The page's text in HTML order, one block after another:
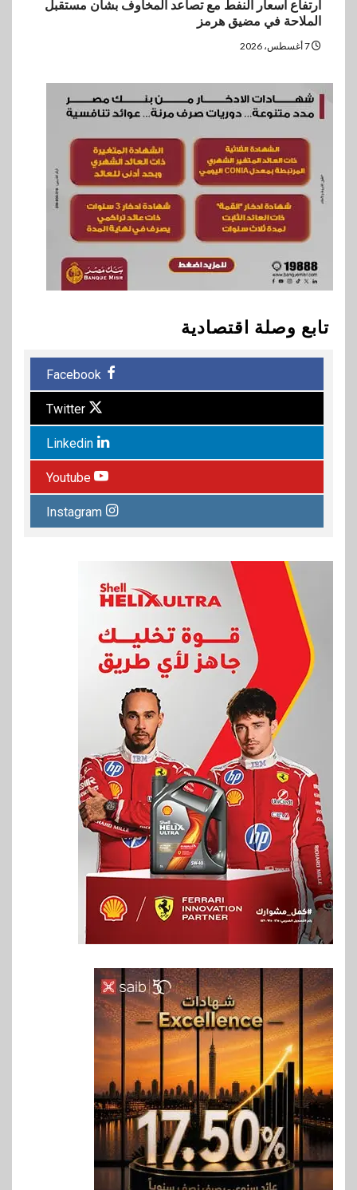
ارتفاع أسعار النفط مع تصاعد المخاوف بشأن مستقبل
الملاحة في مضيق هرمز
تابع وصلة اقتصادية
Facebook
Twitter
Linkedin
Youtube
Instagram
6
اخبار
حماقي يشعل سعادة ساحل في
رأس الحكمة.. وبوسي مفاجأة
الحفل
7
اقتصاد
وزيرا التخطيط والبترول يبحثان
جهود تحقيق أمن الطاقة